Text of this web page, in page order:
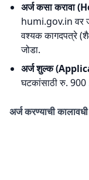
अर्ज कसा करावा
humi.gov.in वर
वश्यक कागदपत्रे
जोडा.
अर्ज शुल्क
घटकांसाठी रु. 900
अर्ज करण्याची कालावधी